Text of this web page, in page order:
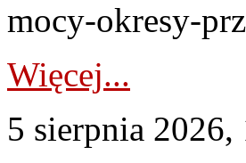
mocy-okresy-
Więcej...
5 sierpnia 2026,